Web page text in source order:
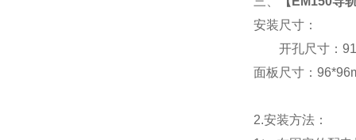
安装尺寸：
开孔尺寸：
面板尺寸：
2.安装方法：